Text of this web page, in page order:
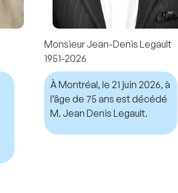
Monsieur Jean-Denis Legault
1951-2026
À Montréal, le 21 juin 2026, à
l’âge de 75 ans est décédé
M. Jean Denis Legault.